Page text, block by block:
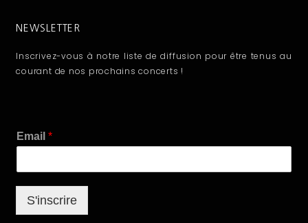
NEWSLETTER
Inscrivez-vous à notre liste de diffusion pour être tenus au
courant de nos prochains concerts !
E
m
i
l
Email*
S'inscrire